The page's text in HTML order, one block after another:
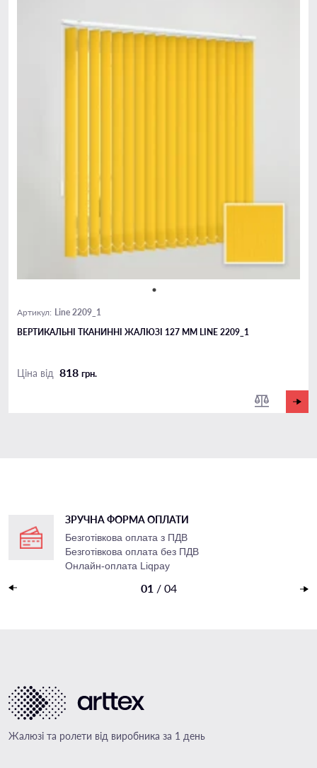
Артикул: Line 2209_1
ВЕРТИКАЛЬНІ ТКАНИННІ ЖАЛЮЗІ 127 ММ LINE 2209_1
Ціна від 818 грн.
ЗРУЧНА ФОРМА ОПЛАТИ
Безготівкова оплата з ПДВ
Безготівкова оплата без ПДВ
Онлайн-оплата Liqpay
01 / 04
Жалюзі та ролети від виробника за 1 день